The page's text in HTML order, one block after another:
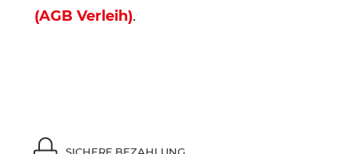
(AGB Verleih).